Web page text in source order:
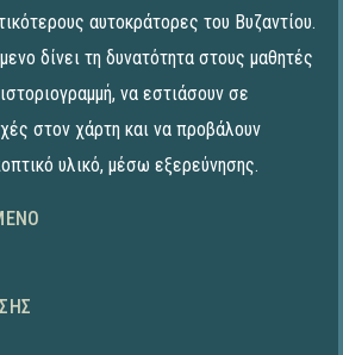
αυτοκράτορες του Βυζαντίου.
δίνει τη δυνατότητα στους μαθητές
να εστιάσουν σε
στον χάρτη και να προβάλουν
υλικό, μέσω εξερεύνησης.